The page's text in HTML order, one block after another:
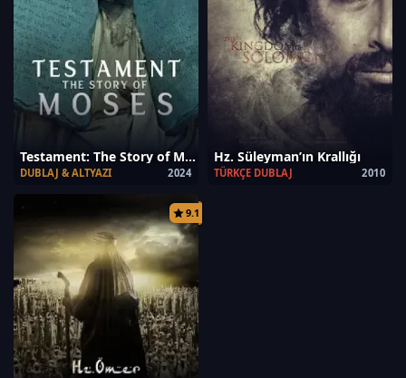
Testament: The Story of Moses
2024
DUBLAJ & ALTYAZI
Hz. Süleyman’ın Krallığı
2010
TÜRKÇE DUBLAJ
9.1